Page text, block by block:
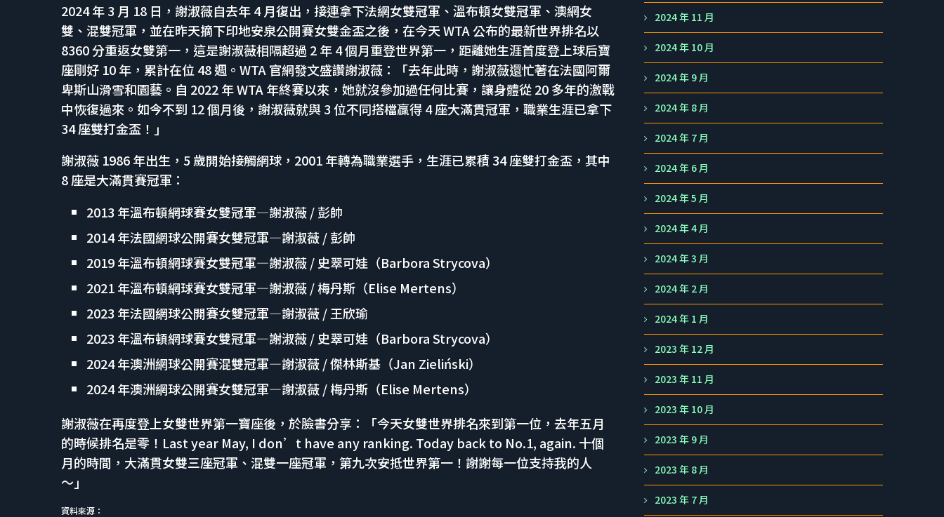
2024 年 3 月 18 日，謝淑薇自去年 4 月復出，接連拿下法網女雙冠軍、溫布頓女雙冠軍、澳網女
雙、混雙冠軍，並在昨天摘下印地安泉公開賽女雙金盃之後，在今天 WTA 公布的最新世界排名以
8360 分重返女雙第一，這是謝淑薇相隔超過 2 年 4 個月重登世界第一，距離她生涯首度登上球后寶
座剛好 10 年，累計在位 48 週。WTA 官網發文盛讚謝淑薇：「去年此時，謝淑薇還忙著在法國阿爾
卑斯山滑雪和園藝。自 2022 年 WTA 年終賽以來，她就沒參加過任何比賽，讓身體從 20 多年的激戰
中恢復過來。如今不到 12 個月後，謝淑薇就與 3 位不同搭檔贏得 4 座大滿貫冠軍，職業生涯已拿下
34 座雙打金盃！」
謝淑薇 1986 年出生，5 歲開始接觸網球，2001 年轉為職業選手，生涯已累積 34 座雙打金盃，其中
8 座是大滿貫賽冠軍：
2013 年溫布頓網球賽女雙冠軍—謝淑薇 / 彭帥
2014 年法國網球公開賽女雙冠軍—謝淑薇 / 彭帥
2019 年溫布頓網球賽女雙冠軍—謝淑薇 / 史翠可娃（Barbora Strycova）
2021 年溫布頓網球賽女雙冠軍—謝淑薇 / 梅丹斯（Elise Mertens）
2023 年法國網球公開賽女雙冠軍—謝淑薇 / 王欣瑜
2023 年溫布頓網球賽女雙冠軍—謝淑薇 / 史翠可娃（Barbora Strycova）
2024 年澳洲網球公開賽混雙冠軍—謝淑薇 / 傑林斯基（Jan Zieliński）
2024 年澳洲網球公開賽女雙冠軍—謝淑薇 / 梅丹斯（Elise Mertens）
謝淑薇在再度登上女雙世界第一寶座後，於臉書分享：「今天女雙世界排名來到第一位，去年五月
的時候排名是零！Last year May, I don’t have any ranking. Today back to No.1, again. 十個
月的時間，大滿貫女雙三座冠軍、混雙一座冠軍，第九次安抵世界第一！謝謝每一位支持我的人
～」
資料來源：
2024 年 11 月
2024 年 10 月
2024 年 9 月
2024 年 8 月
2024 年 7 月
2024 年 6 月
2024 年 5 月
2024 年 4 月
2024 年 3 月
2024 年 2 月
2024 年 1 月
2023 年 12 月
2023 年 11 月
2023 年 10 月
2023 年 9 月
2023 年 8 月
2023 年 7 月